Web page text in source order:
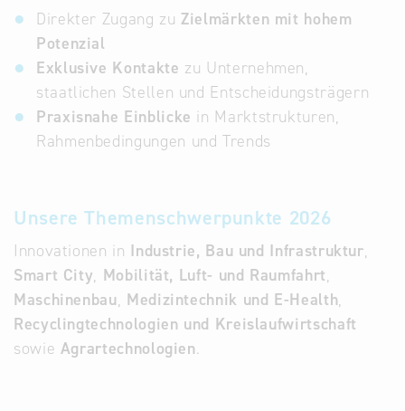
Direkter Zugang zu Zielmärkten mit hohem
Potenzial
Exklusive Kontakte zu Unternehmen,
staatlichen Stellen und Entscheidungsträgern
Praxisnahe Einblicke in Marktstrukturen,
Rahmenbedingungen und Trends
Unsere Themenschwerpunkte 2026
Innovationen in Industrie, Bau und Infrastruktur,
Smart City, Mobilität, Luft- und Raumfahrt,
Maschinenbau, Medizintechnik und E-Health,
Recyclingtechnologien und Kreislaufwirtschaft
sowie Agrartechnologien.